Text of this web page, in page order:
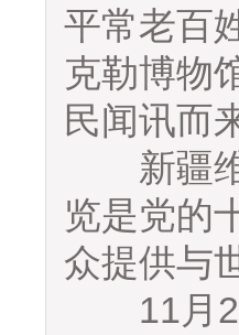
平常老百
克勒博物
民闻讯而
新疆维
览是党的
众提供与
11月23